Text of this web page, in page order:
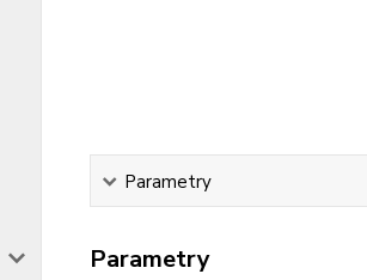
Parametry
Parametry